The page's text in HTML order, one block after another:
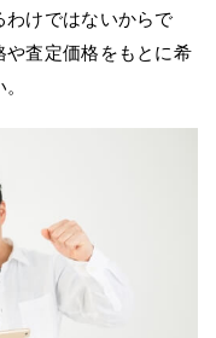
けではないからで
査定価格をもとに希